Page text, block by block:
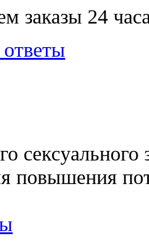
заказы 24
сексуального
повышения